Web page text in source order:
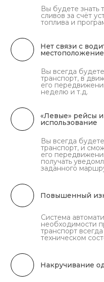
Вы будете знать
сливов за счёт
топлива и
Нет связи с
Вы всегда
транспорт, в
его
неделю и т.д.
«Левые» рейсы
использование
Вы всегда
транспорт, и
его
получать
заданного
Повышенный
Система
необходимости
транспорт
техническом
Накручивание